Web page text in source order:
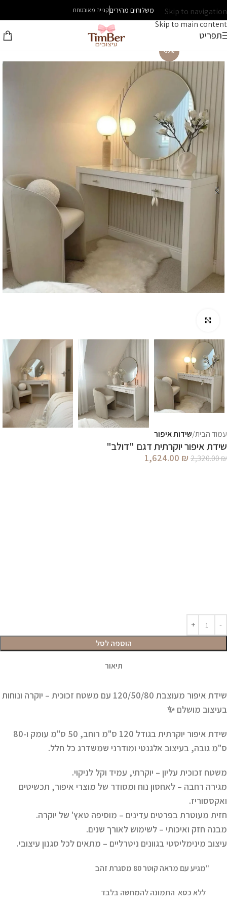
Skip to navigation
Skip to main content
משלוחים מהיריםקנייה מאובטחת
תפריט
עמוד הבית שידות איפור
שידת איפור יוקרתית דגם "דולב"
2,320.00₪
1,624.00 ₪
הוספה לסל
תיאור
שידת איפור מעוצבת 120/50/80 עם משטח זכוכית – יוקרה ונוחות
בעיצוב מושלם ✨
שידת איפור יוקרתית בגודל
120 ס"מ רוחב, 50 ס"מ עומק ו-80
ס"מ גובה, בעיצוב אלגנטי ומודרני שמשדרג כל חלל.
משטח זכוכית עליון – יוקרתי, עמיד וקל לניקוי.
מגירה רחבה – לאחסון נוח ומסודר של מוצרי איפור, תכשיטים
ואקססוריז.
חזית מעוטרת בפרטים עדינים – מוסיפה טאץ' של יוקרה.
מבנה חזק ואיכותי – לשימוש לאורך שנים.
עיצוב מינימליסטי בגוונים ניטרליים – מתאים לכל סגנון עיצובי.
"מגיע עם מראה קוטר 80 מסגרת זהב
ללא כסא התמונה להמחשה בלבד
-30%